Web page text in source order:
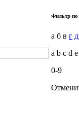
Фильтр по
а б в г д
a b c d
0-9